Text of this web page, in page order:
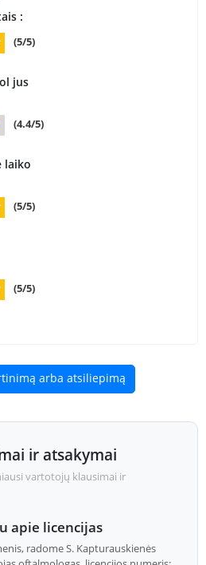
:
(5/5)
jus
(4.4/5)
laiko
(5/5)
(5/5)
arba atsiliepimą
ir atsakymai
vartotojų klausimai ir
apie licencijas
radome S. Kapturauskienės